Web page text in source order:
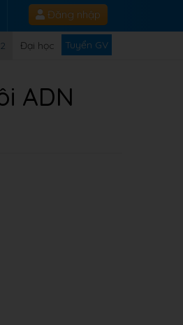
Đăng nhập
Đại học Tuyển GV
ADN